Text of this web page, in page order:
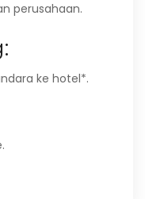
perusahaan.
ke hotel*.